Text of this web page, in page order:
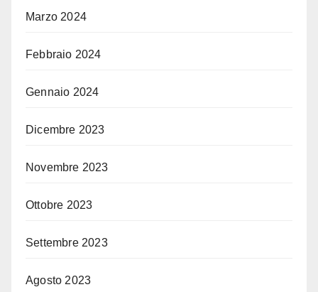
Marzo 2024
Febbraio 2024
Gennaio 2024
Dicembre 2023
Novembre 2023
Ottobre 2023
Settembre 2023
Agosto 2023